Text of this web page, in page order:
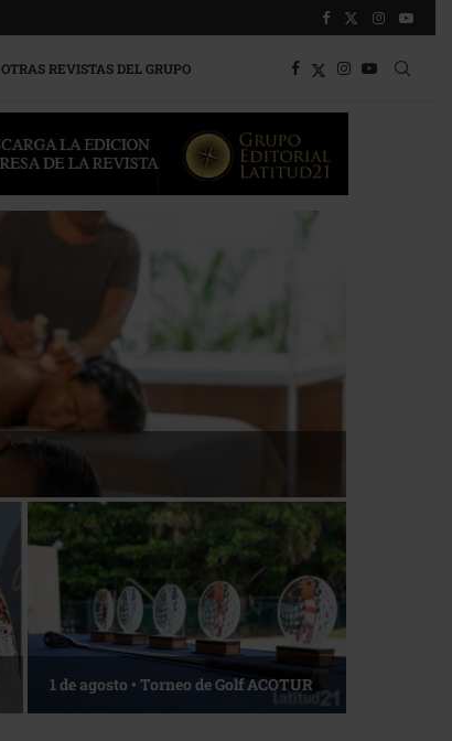
OTRAS REVISTAS DEL GRUPO
1 de agosto • Torneo de Golf ACOTUR